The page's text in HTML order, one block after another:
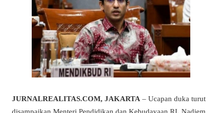
JURNALREALITAS.COM, JAKARTA – Ucapan duka turut